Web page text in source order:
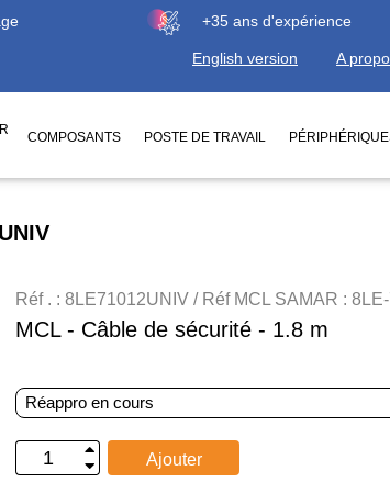
+35 ans d'expérience
English version A
COMPOSANTS POSTE DE TRAVAIL
Réf . : 8LE71012UNIV / Réf MCL SAMAR :
MCL - Câble de sécurité - 1.8 m
Réappro en cours
Ajouter